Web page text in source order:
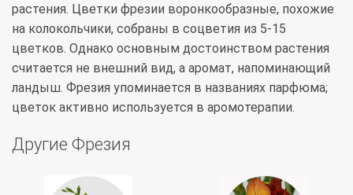
растения. Цветки фрезии воронкообразные, похожие
на колокольчики, собраны в соцветия из 5-15
цветков. Однако основным достоинством растения
считается не внешний вид, а аромат, напоминающий
ландыш. Фрезия упоминается в названиях парфюма;
цветок активно используется в аромотерапии.
Другие Фрезия